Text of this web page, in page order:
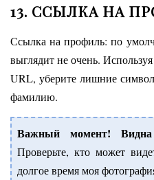
13. ССЫЛКА НА
Ссылка на профиль: по
выглядит не очень.
URL, уберите лишние
фамилию.
Важный момент!
Проверьте, кто может
долгое время моя